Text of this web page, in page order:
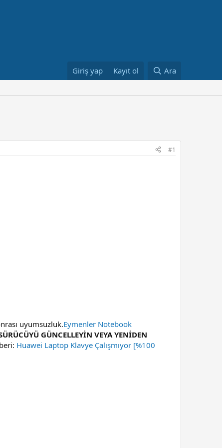
Giriş yap Kayıt ol Ara
#1
uyumsuzluk.Eymenler Notebook
GÜNCELLEYİN VEYA YENİDEN
Huawei Laptop Klavye Çalışmıyor [%100